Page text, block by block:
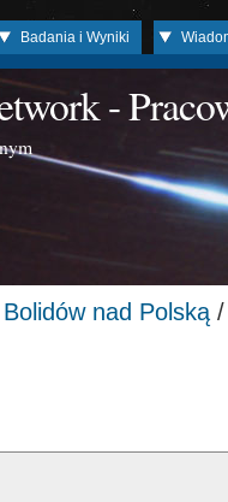
Badania i Wyniki
-
nad Polską